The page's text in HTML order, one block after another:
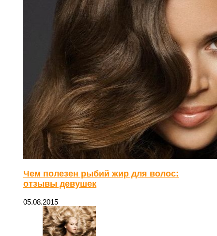
Чем полезен рыбий жир для волос:
отзывы девушек
05.08.2015